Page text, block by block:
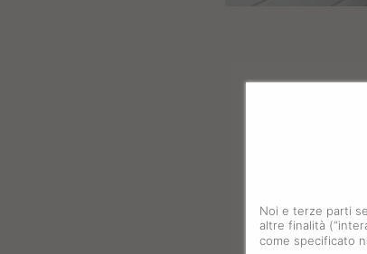
Noi e terze parti
altre finalità
come specificato